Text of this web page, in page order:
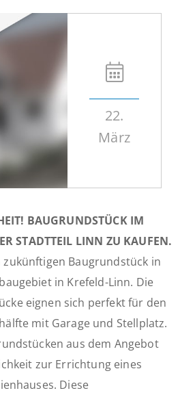
22.
März
BAUGRUNDSTÜCK IM
STADTTEIL LINN ZU KAUFEN.
Baugrundstück in
in Krefeld-Linn. Die
eignen sich perfekt für den
mit Garage und Stellplatz.
aus dem Angebot
zur Errichtung eines
Diese